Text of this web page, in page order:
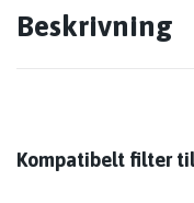
Beskrivning
Kompatibelt filter